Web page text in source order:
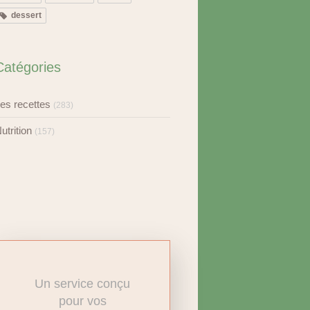
dessert
recettes (283)
(157)
Un service conçu
pour vos